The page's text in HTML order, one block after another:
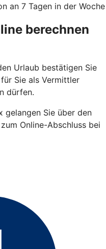
an 7 Tagen in der Woche
berechnen
Urlaub bestätigen Sie
Sie als Vermittler
dürfen.
gelangen Sie über den
Online-Abschluss bei